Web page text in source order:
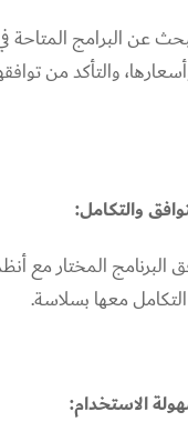
عن البرامج المتاحة
والتأكد من
البرنامج المختار مع
معها بسلاسة.